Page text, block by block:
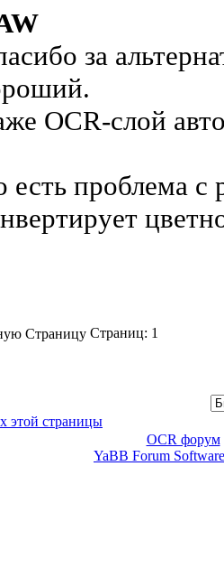
за
OCR-слой
есть проблема с
Страниц: 1
этой страницы
OCR форум
YaBB Forum Software